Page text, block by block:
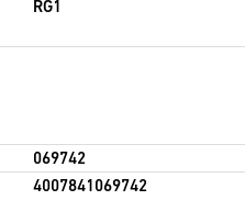
RG1
069742
4007841069742